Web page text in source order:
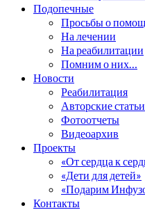
Подопечные
Просьбы о
На лечении
На реабилитации
Помним о них…
Новости
Реабилитация
Авторские статьи
Фотоотчеты
Видеоархив
Проекты
«От сердца к
«Дети для детей»
«Подарим
Контакты